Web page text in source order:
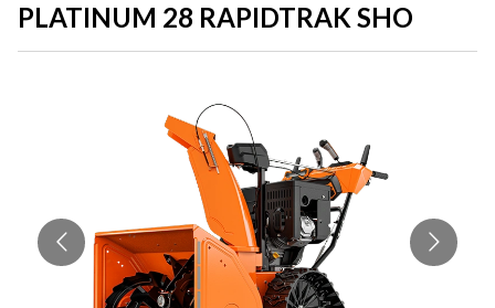
PLATINUM 28 RAPIDTRAK SHO